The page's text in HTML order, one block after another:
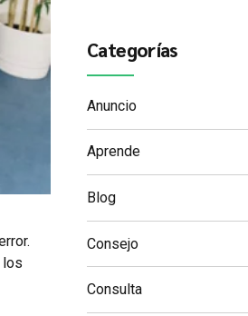
los
Categorías
Anuncio
Aprende
Blog
Consejo
Consulta